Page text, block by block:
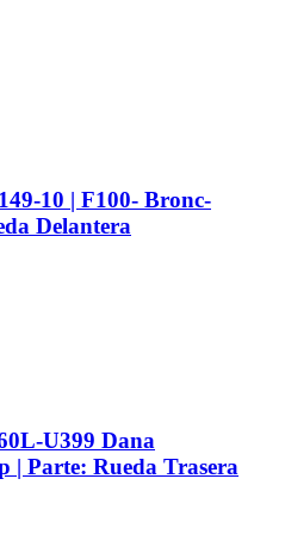
10 | F100- Bronc-
Delantera
U399 Dana
| Parte: Rueda Trasera